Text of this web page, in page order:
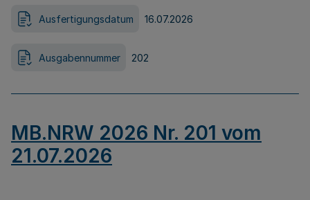
Ausfertigungsdatum 16.07.2026
Ausgabennummer 202
MB.NRW 2026 Nr. 201 vom
21.07.2026